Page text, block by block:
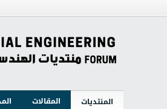
المنتديات المقالات